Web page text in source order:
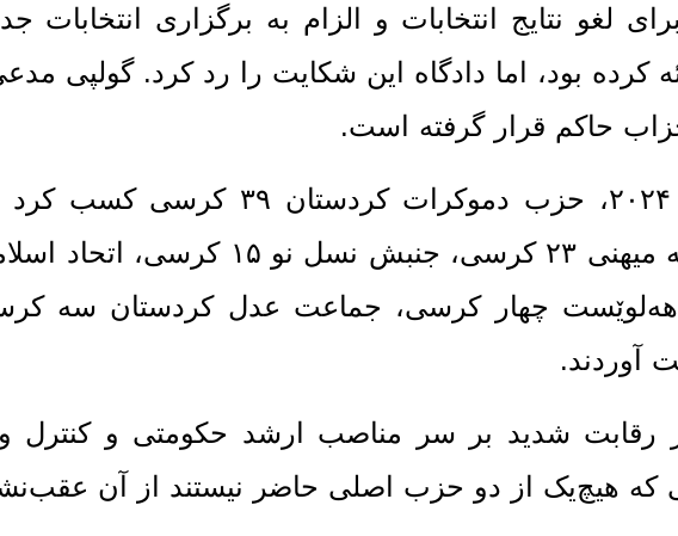
لغو نتایج انتخابات و الزام به برگزاری انتخابات
کرده بود، اما دادگاه این شکایت را رد کرد. گولپی
حاکم قرار گرفته است.
در انتخابات ۲۰ اکتبر ۲۰۲۴، حزب دموکرات
فراکسیون شد. اتحادیه میهنی ۲۳ کرسی، جنبش نسل
چهار کرسی، جماعت عدل کردستان سه
آوردند.
شدید بر سر مناصب ارشد حکومتی و کنترل
هیچ‌یک از دو حزب اصلی حاضر نیستند از آن